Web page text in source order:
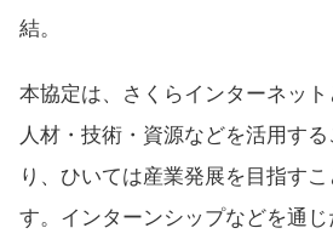
結。
本協定は、さくらインターネッ
人材・技術・資源などを活用す
り、ひいては産業発展を目指す
す。インターンシップなどを通